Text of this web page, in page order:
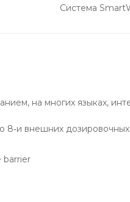
Система
на многих языках,
8‐и внешних